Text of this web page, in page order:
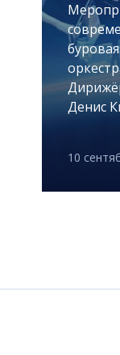
Денис
10